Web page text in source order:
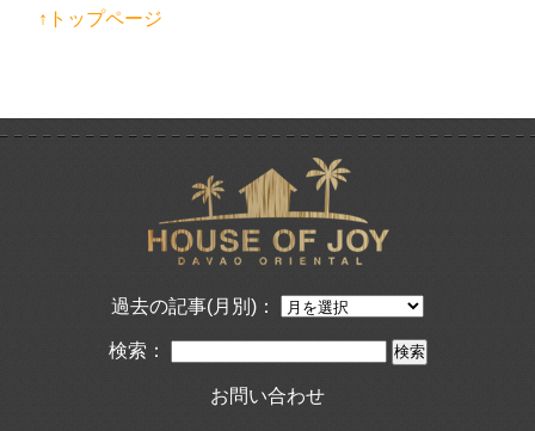
↑トップページ
過去の記事(月別)：
検索：
お問い合わせ